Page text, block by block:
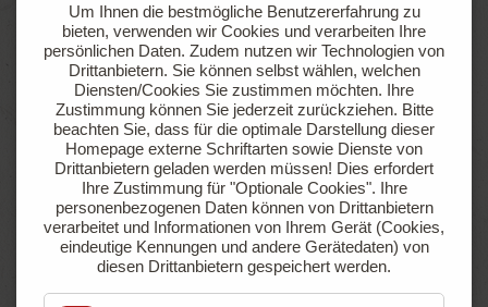
sowie einer Gasanschlussmöglichkeit
Jetzt anfragen Online buchen
ab
€ 47,90
pro Nacht
Um Ihnen die bestmögliche Benutzererfahrung zu
bieten, verwenden wir Cookies und verarbeiten Ihre
persönlichen Daten. Zudem nutzen wir Technologien von
Drittanbietern. Sie können selbst wählen, welchen
Diensten/Cookies Sie zustimmen möchten. Ihre
Zustimmung können Sie jederzeit zurückziehen. Bitte
beachten Sie, dass für die optimale Darstellung dieser
Homepage externe Schriftarten sowie Dienste von
Drittanbietern geladen werden müssen! Dies erfordert
Ihre Zustimmung für "Optionale Cookies". Ihre
personenbezogenen Daten können von Drittanbietern
verarbeitet und Informationen von Ihrem Gerät (Cookies,
eindeutige Kennungen und andere Gerätedaten) von
diesen Drittanbietern gespeichert werden.